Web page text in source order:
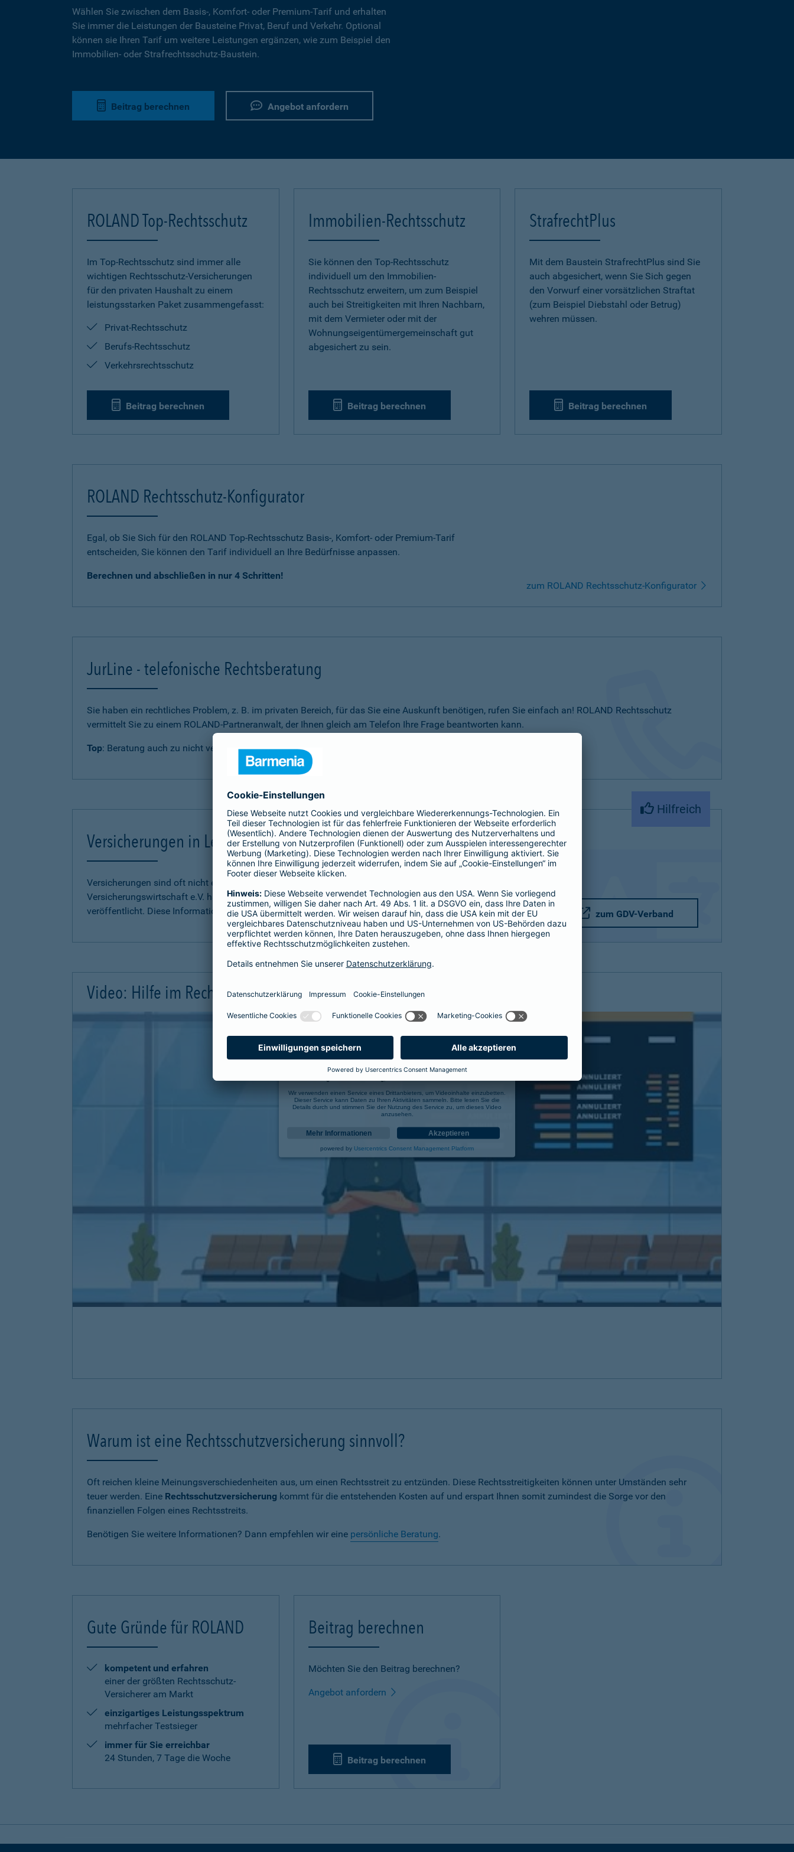
Wählen Sie zwischen dem Basis-, Komfort- oder Premium-Tarif und erhalten
Sie immer die Leistungen der Bausteine Privat, Beruf und Verkehr. Optional
können sie Ihren Tarif um weitere Leistungen ergänzen, wie zum Beispiel den
Immobilien- oder Strafrechtsschutz-Baustein.
Beitrag berechnen Angebot anfordern
ROLAND Top-Rechtsschutz
Im Top-Rechtsschutz sind immer alle
wichtigen Rechtsschutz-Versicherungen
für den privaten Haushalt zu einem
leistungsstarken Paket zusammengefasst:
Privat-Rechtsschutz
Berufs-Rechtsschutz
Verkehrsrechtsschutz
Beitrag berechnen
Immobilien-Rechtsschutz
Sie können den Top-Rechtsschutz
individuell um den Immobilien-
Rechtsschutz erweitern, um zum Beispiel
auch bei Streitigkeiten mit Ihren Nachbarn,
mit dem Vermieter oder mit der
Wohnungseigentümergemeinschaft gut
abgesichert zu sein.
Beitrag berechnen
StrafrechtPlus
Mit dem Baustein StrafrechtPlus sind Sie
auch abgesichert, wenn Sie Sich gegen
den Vorwurf einer vorsätzlichen Straftat
(zum Beispiel Diebstahl oder Betrug)
wehren müssen.
Beitrag berechnen
ROLAND Rechtsschutz-Konfigurator
Egal, ob Sie Sich für den ROLAND Top-Rechtsschutz Basis-, Komfort- oder Premium-Tarif
entscheiden, Sie können den Tarif individuell an Ihre Bedürfnisse anpassen.
Berechnen und abschließen in nur 4 Schritten!
zum ROLAND Rechtsschutz-Konfigurator
JurLine - telefonische Rechtsberatung
Sie haben ein rechtliches Problem, z. B. im privaten Bereich, für das Sie eine Auskunft benötigen, rufen Sie einfach an! ROLAND Rechtsschutz
vermittelt Sie zu einem ROLAND-Partneranwalt, der Ihnen gleich am Telefon Ihre Frage beantworten kann.
Top: Beratung auch zu nicht versicherten Rechtsfragen.
Hilfreich
Versicherungen in Leichter Sprache erklärt
Versicherungen sind oft nicht einfach zu verstehen. Der Gesamtverband der Deutschen
Versicherungswirtschaft e.V. hat
Informationen in Leichter Sprache zu diversen Versicherungen
veröffentlicht. Diese Informationen finden Sie hier.
zum GDV-Verband
Video: Hilfe im Rechtsschutzfall
Wir verwenden einen Service eines Drittanbieters, um Videoinhalte einzubetten.
Dieser Service kann Daten zu Ihren Aktivitäten sammeln. Bitte lesen Sie die
Details durch und stimmen Sie der Nutzung des Service zu, um dieses Video
anzusehen.
Mehr Informationen Akzeptieren
powered by Usercentrics Consent Management Platform
Warum ist eine Rechtsschutzversicherung sinnvoll?
Oft reichen kleine Meinungsverschiedenheiten aus, um einen Rechtsstreit zu entzünden. Diese Rechtsstreitigkeiten können unter Umständen sehr
teuer werden. Eine Rechtsschutzversicherung kommt für die entstehenden Kosten auf und erspart Ihnen somit zumindest die Sorge vor den
finanziellen Folgen eines Rechtsstreits.
Benötigen Sie weitere Informationen? Dann empfehlen wir eine persönliche Beratung.
Gute Gründe für ROLAND
kompetent und erfahren
einer der größten Rechtsschutz-
Versicherer am Markt
einzigartiges Leistungsspektrum
mehrfacher Testsieger
immer für Sie erreichbar
24 Stunden, 7 Tage die Woche
Beitrag berechnen
Möchten Sie den Beitrag berechnen?
Angebot anfordern
Beitrag berechnen